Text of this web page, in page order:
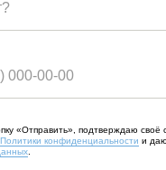
«Отправить», подтверждаю своё
Политики конфиденциальности и даю